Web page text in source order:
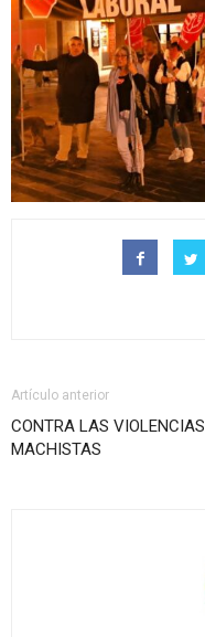
Artículo anterior
CONTRA LAS VIOLENCIAS
MACHISTAS